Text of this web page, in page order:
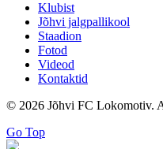
Klubist
Jõhvi jalgpallikool
Staadion
Fotod
Videod
Kontaktid
© 2026 Jõhvi FC Lokomotiv.
Go Top